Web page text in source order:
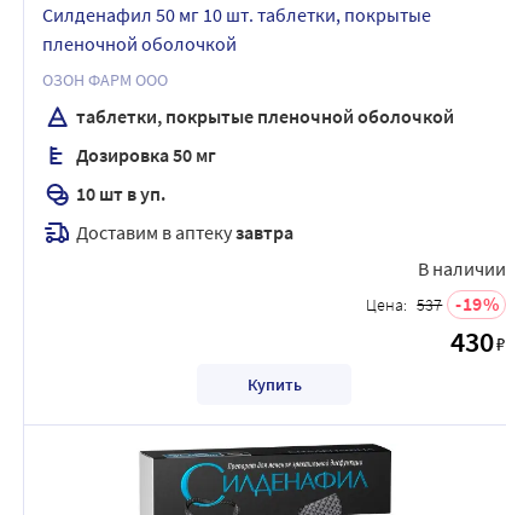
Силденафил 50 мг 10 шт. таблетки, покрытые
пленочной оболочкой
ОЗОН ФАРМ ООО
таблетки, покрытые пленочной оболочкой
Дозировка 50 мг
10 шт в уп.
Доставим в аптекузавтра
В наличии
Цена: 537 19
430₽
Купить